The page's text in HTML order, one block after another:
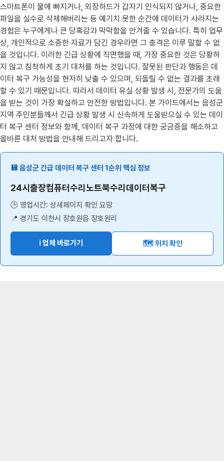
스마트폰이 물에 빠지거나, 외장하드가 갑자기 인식되지 않거나, 중요한
파일을 실수로 삭제해버리는 등 예기치 못한 순간에 데이터가 사라지는
경험은 누구에게나 큰 당혹감과 막막함을 안겨줄 수 있습니다. 특히 업무
상, 개인적으로 소중한 자료가 담긴 경우라면 그 충격은 이루 말할 수 없
을 것입니다. 이러한 긴급 상황에 직면했을 때, 가장 중요한 것은 당황하
지 않고 침착하게 초기 대처를 하는 것입니다. 잘못된 판단과 행동은 데
이터 복구 가능성을 현저히 낮출 수 있으며, 되돌릴 수 없는 결과를 초래
할 수 있기 때문입니다. 따라서 데이터 유실 상황 발생 시, 전문가의 도움
을 받는 것이 가장 확실하고 안전한 방법입니다. 본 가이드에서는 음성군
지역 주민분들께서 긴급 상황 발생 시 신속하게 도움받으실 수 있는 데이
터 복구 센터 정보와 함께, 데이터 복구 과정에 대한 궁금증을 해소하고
올바른 대처 방법을 안내해 드리고자 합니다.
💾 음성군 긴급 데이터 복구 센터 1순위 핵심 정보
24시출장컴퓨터수리노트북수리데이터복구
🕒 영업시간: 상세페이지 확인 요망
📍 경기도 이천시 장호원읍 장호원리
ℹ️ 업체 바로가기 🗺️ 위치 확인